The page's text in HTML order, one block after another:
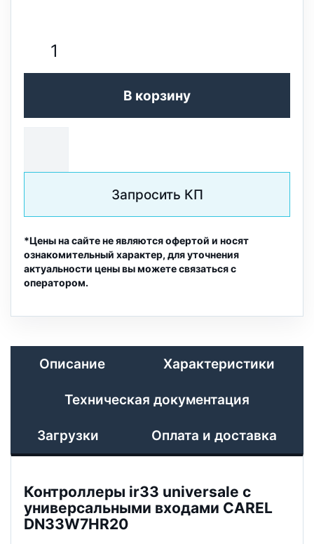
В корзину
Запросить КП
*Цены на сайте не являются офертой и носят
ознакомительный характер, для уточнения
актуальности цены вы можете связаться с
оператором.
Описание Характеристики
Техническая документация
Загрузки Оплата и доставка
Контроллеры ir33 universale с
универсальными входами CAREL
DN33W7HR20